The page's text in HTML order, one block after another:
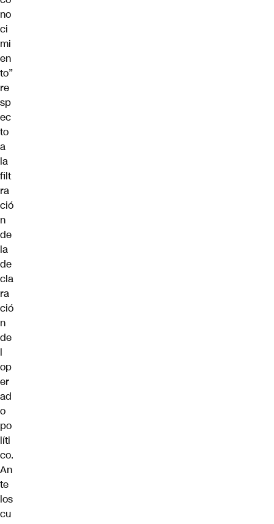
no
ci
mi
en
to”
re
sp
ec
to
a
la
filt
ra
ció
n
de
la
de
cla
ra
ció
n
de
l
op
er
ad
o
po
líti
co.
An
te
los
cu